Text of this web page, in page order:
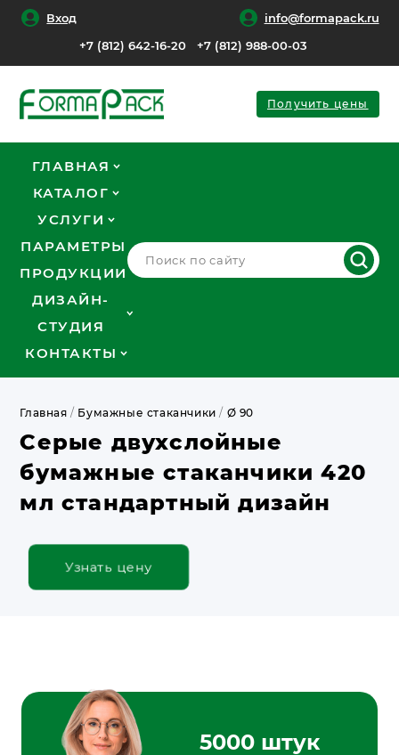
Вход
info@formapack.ru
+7 (812) 642-16-20
+7 (812) 988-00-03
Получить цены
ГЛАВНАЯ
КАТАЛОГ
УСЛУГИ
ПАРАМЕТРЫ
ПРОДУКЦИИ
ДИЗАЙН-
СТУДИЯ
КОНТАКТЫ
Главная / Бумажные стаканчики / Ø 90
Серые двухслойные
бумажные стаканчики 420
мл стандартный дизайн
Узнать цену
5000 штук